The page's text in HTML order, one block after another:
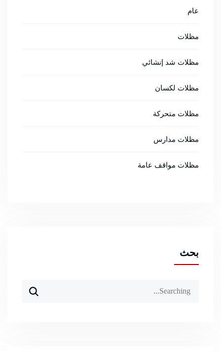
عام
مظلات
مظلات شد إنشائي
مظلات لكسان
مظلات متحركة
مظلات مدارس
مظلات مواقف عامة
بحث